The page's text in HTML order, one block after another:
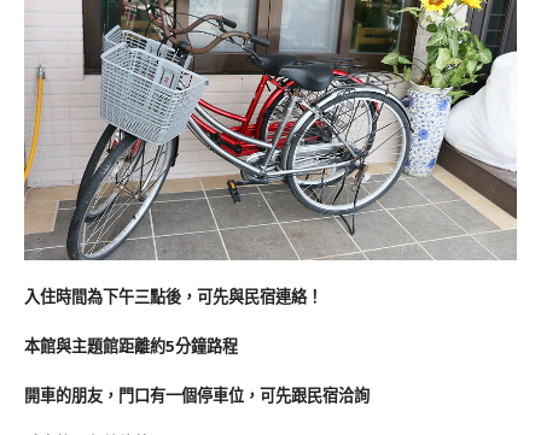
入住時間為下午三點後，可先與民宿連絡！
本館與主題館距離約5分鐘路程
開車的朋友，門口有一個停車位，可先跟民宿洽詢